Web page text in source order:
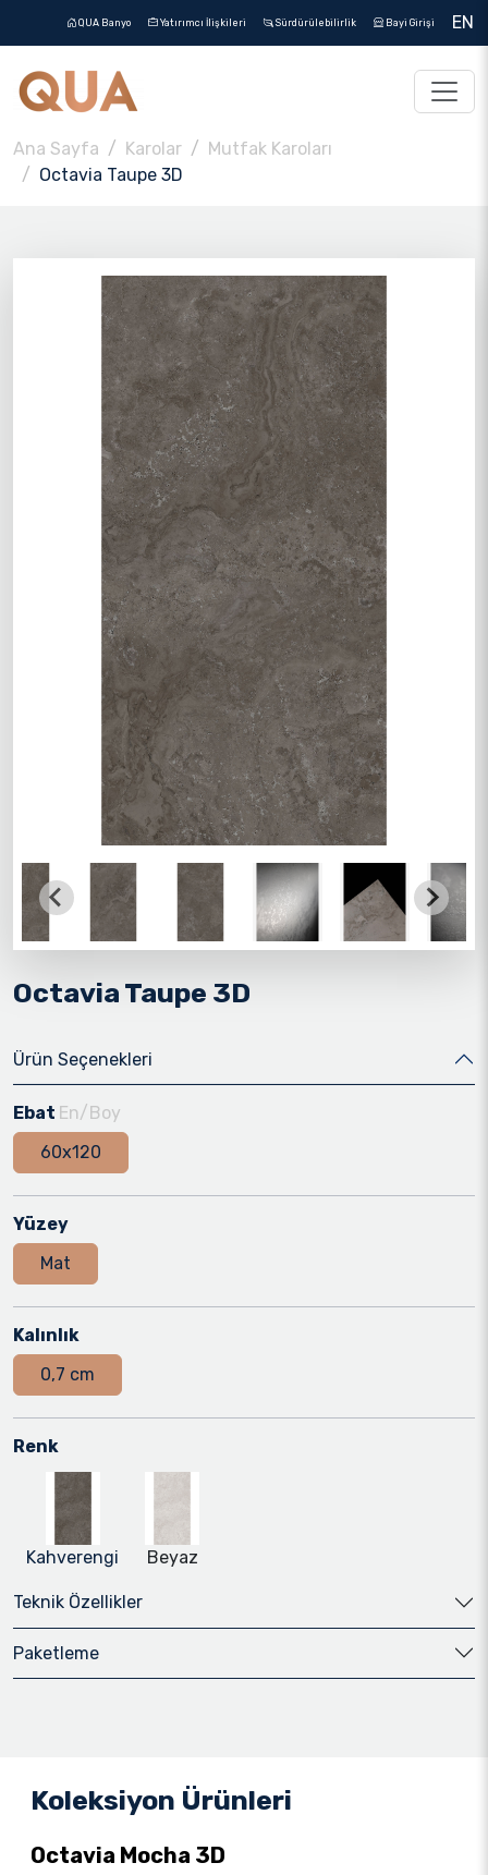
QUA Banyo Yatırımcı İlişkileri Sürdürülebilirlik Bayi Girişi EN
Ana Sayfa Karolar
Mutfak Karoları
Octavia Taupe 3D
Octavia Taupe 3D
Ürün Seçenekleri
Ebat En/Boy
60x120
Yüzey
Mat
Kalınlık
0,7 cm
Renk
Kahverengi Beyaz
Teknik Özellikler
Paketleme
Koleksiyon Ürünleri
Octavia Mocha 3D